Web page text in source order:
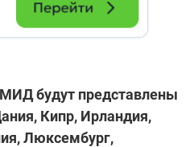
МИД будут представлены
Кипр, Ирландия,
Люксембург,